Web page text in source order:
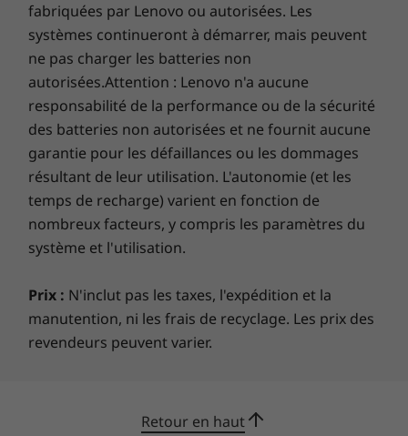
fabriquées par Lenovo ou autorisées. Les
systèmes continueront à démarrer, mais peuvent
ne pas charger les batteries non
autorisées.Attention : Lenovo n'a aucune
responsabilité de la performance ou de la sécurité
des batteries non autorisées et ne fournit aucune
garantie pour les défaillances ou les dommages
résultant de leur utilisation. L'autonomie (et les
temps de recharge) varient en fonction de
nombreux facteurs, y compris les paramètres du
système et l'utilisation.
Prix : N'inclut pas les taxes, l'expédition et la
manutention, ni les frais de recyclage. Les prix des
revendeurs peuvent varier.
Retour en haut